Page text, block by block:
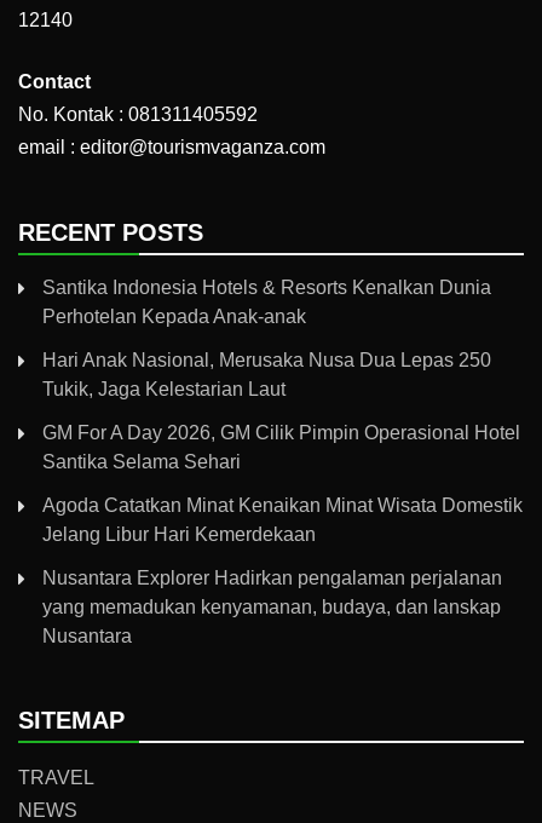
12140
Contact
No. Kontak : 081311405592
email : editor@tourismvaganza.com
RECENT POSTS
Santika Indonesia Hotels & Resorts Kenalkan Dunia
Perhotelan Kepada Anak-anak
Hari Anak Nasional, Merusaka Nusa Dua Lepas 250
Tukik, Jaga Kelestarian Laut
GM For A Day 2026, GM Cilik Pimpin Operasional Hotel
Santika Selama Sehari
Agoda Catatkan Minat Kenaikan Minat Wisata Domestik
Jelang Libur Hari Kemerdekaan
Nusantara Explorer Hadirkan pengalaman perjalanan
yang memadukan kenyamanan, budaya, dan lanskap
Nusantara
SITEMAP
TRAVEL
NEWS